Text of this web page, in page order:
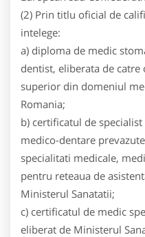
(2) Prin titlu oficial de
intelege:
a) diploma de medic
dentist, eliberata de
superior din domeniul
Romania;
b) certificatul de
medico-dentare
specialitati medicale,
pentru reteaua de
Ministerul Sanatatii;
c) certificatul de medic
eliberat de Ministerul